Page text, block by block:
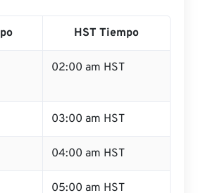
HST Tiempo
02:00 am HST
03:00 am HST
04:00 am HST
05:00 am HST